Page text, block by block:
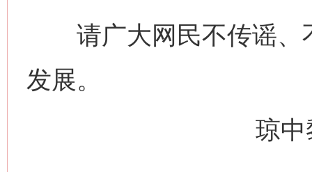
请广大网民不传谣、
发展。
琼中